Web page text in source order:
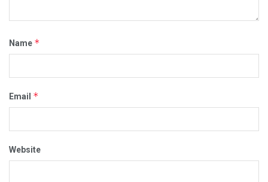
Name *
Email *
Website